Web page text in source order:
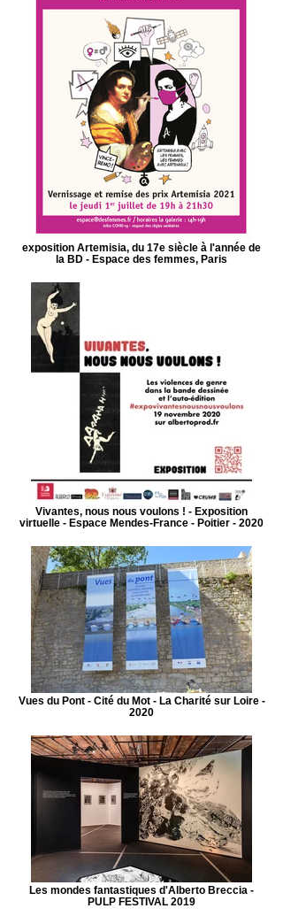
exposition Artemisia, du 17e siècle à l'année de
la BD - Espace des femmes, Paris
Vivantes, nous nous voulons ! - Exposition
virtuelle - Espace Mendes-France - Poitier - 2020
Vues du Pont - Cité du Mot - La Charité sur Loire -
2020
Les mondes fantastiques d'Alberto Breccia -
PULP FESTIVAL 2019